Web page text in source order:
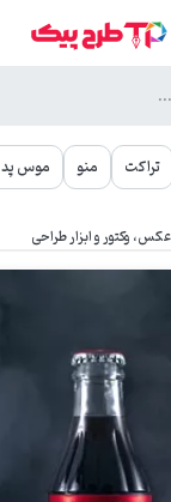
تراکت منو موس پد